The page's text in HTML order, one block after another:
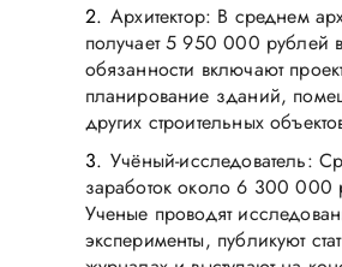
Архитектор: В среднем
получает 5 950 000 рублей
обязанности включают
планирование зданий,
других строительных
Учёный-исследователь:
заработок около 6 300 000
Ученые проводят
эксперименты, публикуют